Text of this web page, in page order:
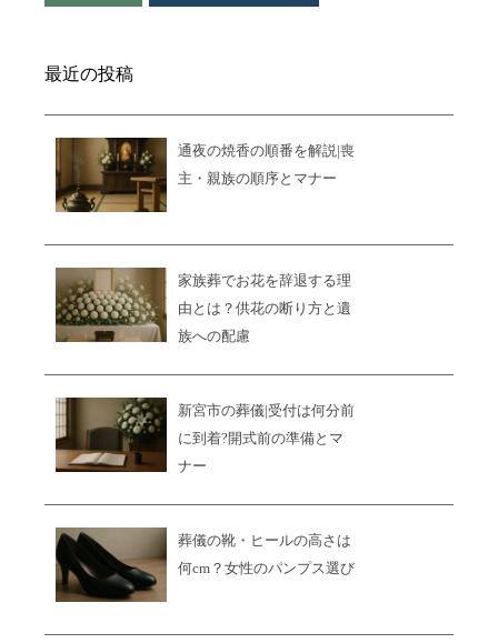
最近の投稿
通夜の焼香の順番を解説|喪
主・親族の順序とマナー
家族葬でお花を辞退する理
由とは？供花の断り方と遺
族への配慮
新宮市の葬儀|受付は何分前
に到着?開式前の準備とマ
ナー
葬儀の靴・ヒールの高さは
何cm？女性のパンプス選び